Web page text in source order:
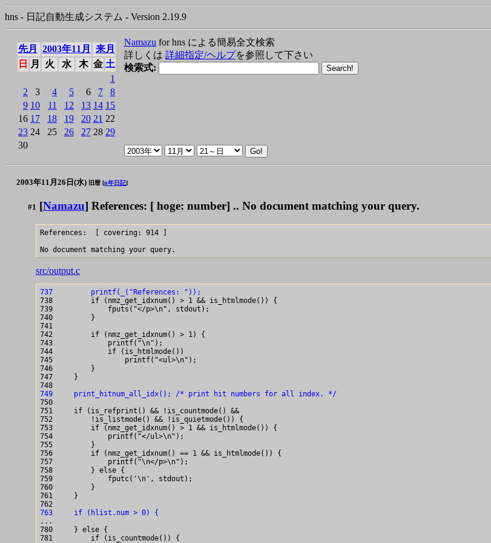
hns - 日記自動生成システム - Version 2.19.9
先月 2003年11月
来月
日
月 火 水 木 金 土
1
2
3 4 5 6 7
8
9 10 11 12 13 14 15
16 17 18 19 20 21 22
23 24 25 26 27 28 29
30
Namazu for hns による簡易全文検索
詳しくは 詳細指定/ヘルプを参照して下さい
検索式:
2003年11月26日(水) 旧暦 [n年日記]
#1 [Namazu] References: [ hoge: number] .. No document matching your query.
References:  [ covering: 914 ]
src/output.c
737         printf(_("References: "));
738         if (nmz_get_idxnum() > 1 && is_htmlmode()) {
739             fputs("</p>\n", stdout);
740         }
741
742         if (nmz_get_idxnum() > 1) {
743             printf("\n");
744             if (is_htmlmode())
745                 printf("<ul>\n");
746         }
747     }
749     print_hitnum_all_idx(); /* print hit numbers for all index. */
750
751     if (is_refprint() && !is_countmode() &&
752         !is_listmode() && !is_quietmode()) {
753         if (nmz_get_idxnum() > 1 && is_htmlmode()) {
754             printf("</ul>\n");
755         }
756         if (nmz_get_idxnum() == 1 && is_htmlmode()) {
757             printf("\n</p>\n");
758         } else {
759             fputc('\n', stdout);
760         }
761     }
763     if (hlist.num > 0) {
...
780     } else {
781         if (is_countmode()) {